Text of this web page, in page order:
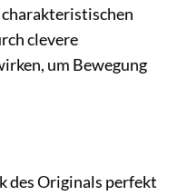
clevere
um Bewegung
des Originals perfekt